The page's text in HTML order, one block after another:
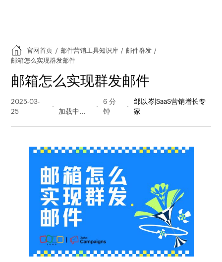
官网首页 / 邮件营销工具知识库 / 邮件群发 /
邮箱怎么实现群发邮件
邮箱怎么实现群发邮件
2025-03-
25
量
6 分
钟
邹以岑|SaaS营销增长专
家